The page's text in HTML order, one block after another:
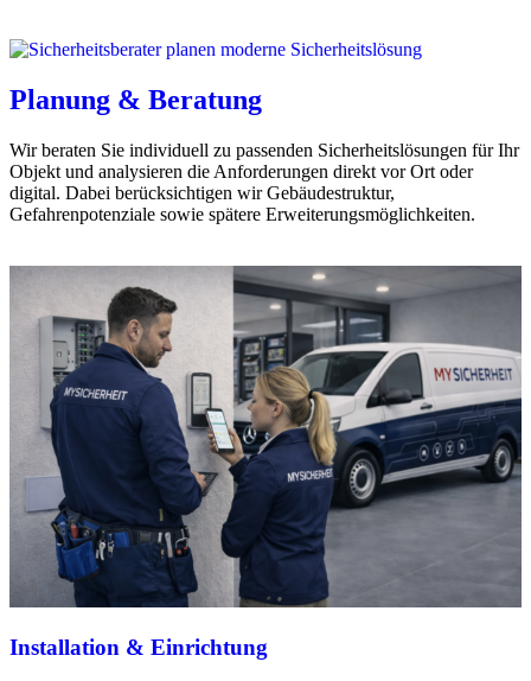
Planung & Beratung
Wir beraten Sie individuell zu passenden Sicherheitslösungen für Ihr
Objekt und analysieren die Anforderungen direkt vor Ort oder
digital. Dabei berücksichtigen wir Gebäudestruktur,
Gefahrenpotenziale sowie spätere Erweiterungsmöglichkeiten.
Installation & Einrichtung